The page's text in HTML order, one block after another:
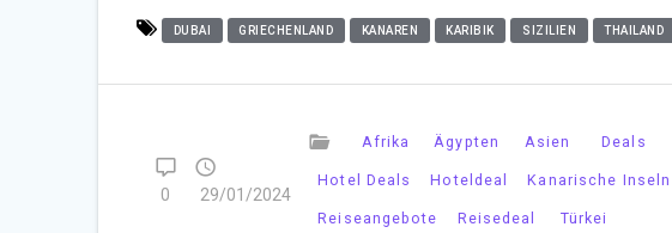
DUBAI GRIECHENLAND KANAREN KARIBIK SIZILIEN THAILAND
0 29/01/2024
Afrika Ägypten Asien Deals
Hotel Deals Hoteldeal Kanarische Inseln
Reiseangebote Reisedeal Türkei